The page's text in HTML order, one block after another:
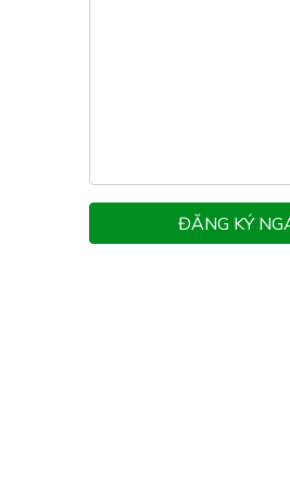
ĐĂNG KÝ